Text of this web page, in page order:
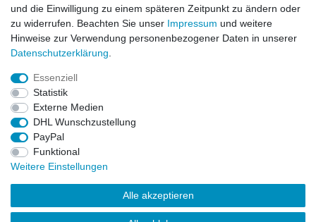
Impressum
Widerrufs­recht
und die Einwilligung zu einem späteren Zeitpunkt zu ändern oder
zu widerrufen. Beachten Sie unser Impressum und weitere
Hinweise zur Verwendung personenbezogener Daten in unserer
Daten­schutz­erklärung
Essenziell
Statistik
Externe Medien
DHL Wunschzustellung
PayPal
Funktional
Weitere Einstellungen
Alle akzeptieren